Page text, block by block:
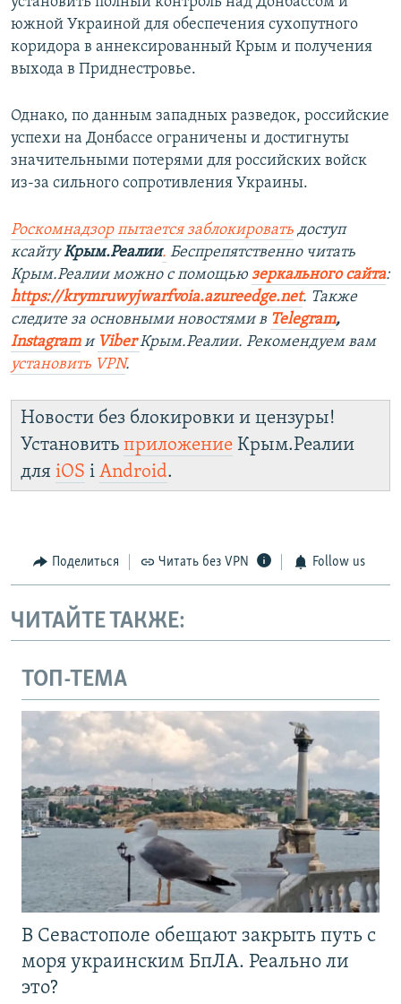
южной Украиной для обеспечения сухопутного
коридора в аннексированный Крым и получения
выхода в Приднестровье.
Однако, по данным западных разведок, российские
успехи на Донбассе ограничены и достигнуты
значительными потерями для российских войск
из-за сильного сопротивления Украины.
Роскомнадзор пытается заблокировать доступ
ксайтуКрым.Реалии. Беспрепятственно читать
Крым.Реалии можно с помощью зеркального сайта:
https://krymruwyjwarfvoia.azureedge.net.​ Также
следите за основными новостями в Telegram,
Instagram и ViberКрым.Реалии. Рекомендуем вам
установить VPN.
Новости без блокировки и цензуры!
Установить приложение Крым.Реалии
для iOS і Android.
Поделиться Читать без VPN Follow us
ЧИТАЙТЕ ТАКЖЕ:
ТОП-ТЕМА
В Севастополе обещают закрыть путь с
моря украинским БпЛА. Реально ли
это?